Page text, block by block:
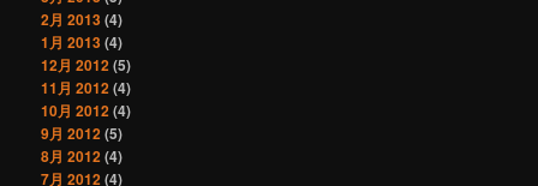
2月 2013(4)
1月 2013(4)
12月 2012(5)
11月 2012(4)
10月 2012(4)
9月 2012(5)
8月 2012(4)
7月 2012(4)